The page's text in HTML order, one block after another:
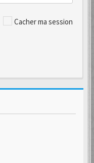
Cacher ma session